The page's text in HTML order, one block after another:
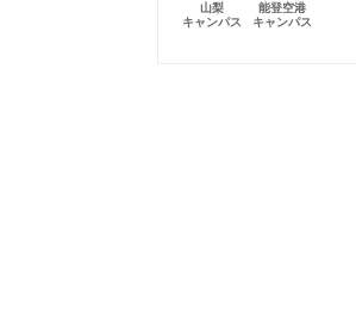
山梨
キャンパス
能登空港
キャンパス